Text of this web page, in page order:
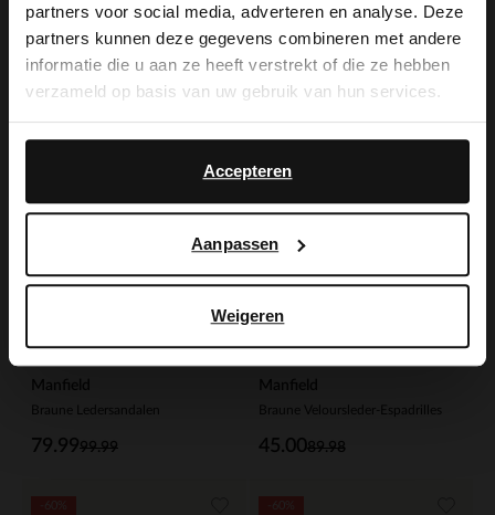
partners voor social media, adverteren en analyse. Deze
partners kunnen deze gegevens combineren met andere
informatie die u aan ze heeft verstrekt of die ze hebben
verzameld op basis van uw gebruik van hun services.
Accepteren
Aanpassen
Weigeren
109.98
65.99 99.99
69.99
Manfield
Braune Ledersandalen
99.99
79.99
-20%
Manfield
Braune Veloursleder-Espadrilles
89.98
45.00
-50%
It looks like your language isn't Dutch. Would
you like to switch to English?
English